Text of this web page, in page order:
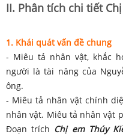
II. Phân tích chi tiết
1. Khái quát vấn đề chung
- Miêu tả nhân vật, khắc
người là tài năng của
ông.
- Miêu tả nhân vật chính
nhân vật. Miêu tả nhân vật
Đoạn trích Chị em Thúy